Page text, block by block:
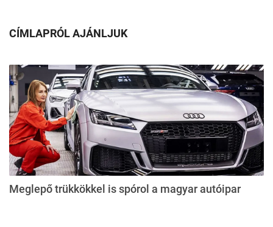
CÍMLAPRÓL AJÁNLJUK
Meglepő trükkökkel is spórol a magyar autóipar